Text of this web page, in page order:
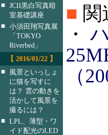
■ JCII黒白写真暗
室基礎講座
■ 小須田翔写真展
「TOKYO
Riverbed」
【 2016/01/22 】
■
風景といっしょ
に猫を写すに
は？ 雲の動きを
活かして風景を
撮るには？
■ LPL、薄型・ワ
イド配光のLED
■ 関
・
（